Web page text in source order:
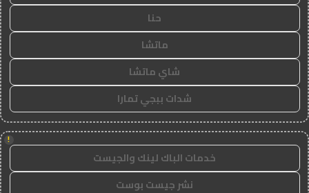
حنا
ماتشا
شاي ماتشا
شدات ببجي تمارا
!
خدمات الباك لينك والجيست
نشر جيست بوست